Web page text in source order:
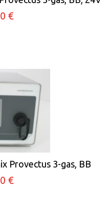
€
Provectus 3-gas, BB
€